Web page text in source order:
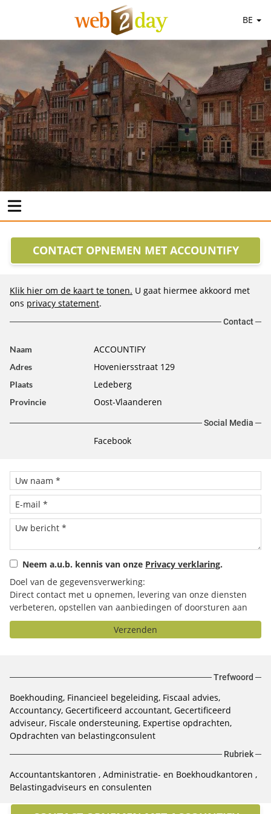
BE
CONTACT OPNEMEN MET ACCOUNTIFY
Klik hier om de kaart te tonen. U gaat hiermee akkoord met
ons privacy statement.
Contact
Naam ACCOUNTIFY
Adres Hoveniersstraat 129
Plaats Ledeberg
Provincie Oost-Vlaanderen
Social Media
Facebook
Neem a.u.b. kennis van onze Privacy verklaring.
Doel van de gegevensverwerking:
Direct contact met u opnemen, levering van onze diensten
verbeteren, opstellen van aanbiedingen of doorsturen aan
het door u geselecteerde bedrijf.
Verzenden
Trefwoord
Boekhouding Financieel begeleiding Fiscaal advies
Accountancy Gecertificeerd accountant Gecertificeerd
adviseur Fiscale ondersteuning Expertise opdrachten
Opdrachten van belastingconsulent
Rubriek
Accountantskantoren
Administratie- en Boekhoudkantoren
Belastingadviseurs en consulenten